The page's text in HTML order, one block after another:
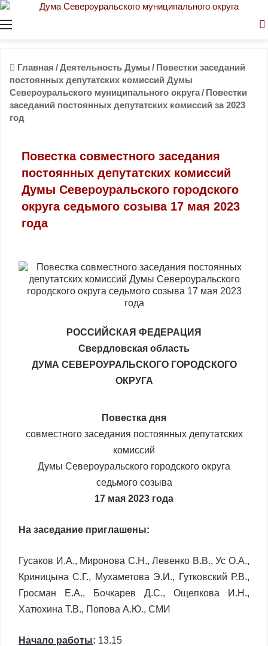
Главная /Деятельность Думы / Повестки заседаний
постоянных депутатских комиссий Думы
Североуральского муниципального округа/ Повестки
заседаний постоянных депутатских комиссий за 2023
год
Повестка совместного заседания
постоянных депутатских комиссий
Думы Североуральского городского
округа седьмого созыва 17 мая 2023
года
РОССИЙСКАЯ ФЕДЕРАЦИЯ
Свердловская область
ДУМА СЕВЕРОУРАЛЬСКОГО ГОРОДСКОГО
ОКРУГА
Повестка дня
совместного заседания постоянных депутатских
комиссий
Думы Североуральского городского округа
седьмого созыва
17 мая 2023 года
На заседание приглашены:
Гусаков И.А., Миронова С.Н., Левенко В.В., Ус О.А.,
Криницына С.Г., Мухаметова Э.И., Гутковский Р.В.,
Гросман Е.А., Бочкарев Д.С., Ощепкова И.Н.,
Хатюхина Т.В., Попова А.Ю., СМИ
Начало работы: 13.15